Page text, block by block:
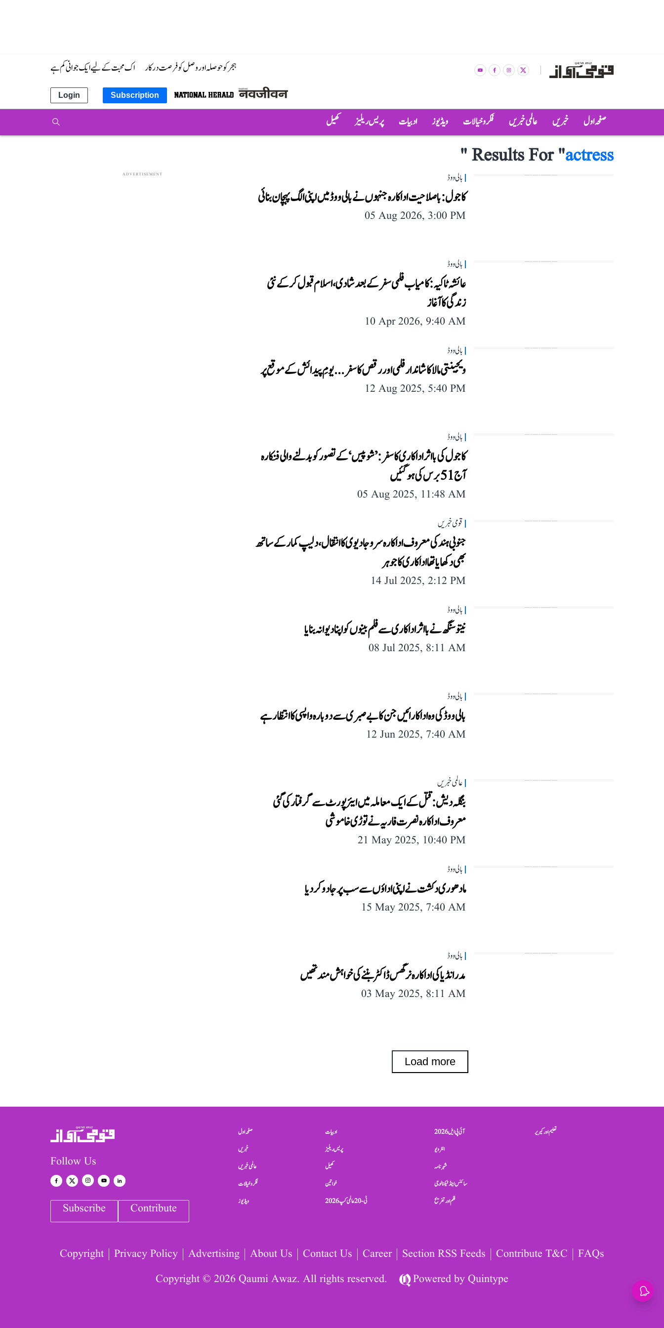
ہجر کو حوصلہ اور وصل کو فرصت درکار اک محبت کے لیے ایک جوانی کم ہے
Subscription
Login
صفحہ اول خبریں عالمی خبریں فکر و خیالات ویڈیوز ادبیات پریس ریلیز کھیل
Results For "actress
"
بالی ووڈ
کاجول: باصلاحیت اداکارہ جنہوں نے بالی ووڈ میں اپنی الگ پہچان بنائی
05 Aug 2026, 3:00 PM
بالی ووڈ
عائشہ ٹاکیہ: کامیاب فلمی سفر کے بعد شادی، اسلام قبول کر کے نئی
زندگی کا آغاز
10 Apr 2026, 9:40 AM
بالی ووڈ
ویجینتی مالا کا شاندار فلمی اور رقص کا سفر...یومِ پیدائش کے موقع پر
12 Aug 2025, 5:40 PM
بالی ووڈ
کاجول کی بااثر اداکاری کا سفر: ’شو پیس‘ کے تصور کو بدلنے والی فنکارہ
آج 51 برس کی ہو گئیں
05 Aug 2025, 11:48 AM
قومی خبریں
جنوبی ہند کی معروف اداکارہ سروجا دیوی کا انتقال، دلیپ کمار کے ساتھ
بھی دکھایا تھا اداکاری کا جوہر
14 Jul 2025, 2:12 PM
بالی ووڈ
نیتو سنگھ نے بااثر اداکاری سے فلم بینوں کو اپنا دیوانہ بنایا
08 Jul 2025, 8:11 AM
بالی ووڈ
بالی ووڈ کی وہ اداکارائیں جن کا بے صبری سے دوبارہ واپسی کا انتظا ر ہے
12 Jun 2025, 7:40 AM
عالمی خبریں
بنگلہ دیش: قتل کے ایک معاملہ میں ایئرپورٹ سے گرفتار کی گئی
معروف اداکارہ نصرت فاریہ نے توڑی خاموشی
21 May 2025, 10:40 PM
بالی ووڈ
مادھوری دکشت نے اپنی اداؤں سے سب پر جادو کر دیا
15 May 2025, 7:40 AM
بالی ووڈ
مدر انڈیا کی اداکارہ نرگس ڈاکٹر بننے کی خواہش مند تھیں
03 May 2025, 8:11 AM
Load more
ADVERTISEMENT
Follow Us
Subscribe Contribute
صفحہ اول
خبریں
عالمی خبریں
فکر و خیالات
ویڈیوز
ادبیات
پریس ریلیز
کھیل
خواتین
ٹی-20 عالمی کپ 2026
آئی پی ایل 2026
انٹرویو
شہرنامہ
سائنس اینڈ ٹیکنالوجی
فلم اور تفریح
تعلیم اور کیریر
Copyright Privacy Policy Advertising About Us Contact Us Career Section RSS Feeds Contribute T&C
FAQs
Copyright © 2026 Qaumi Awaz. All rights reserved.
Powered byQuintype